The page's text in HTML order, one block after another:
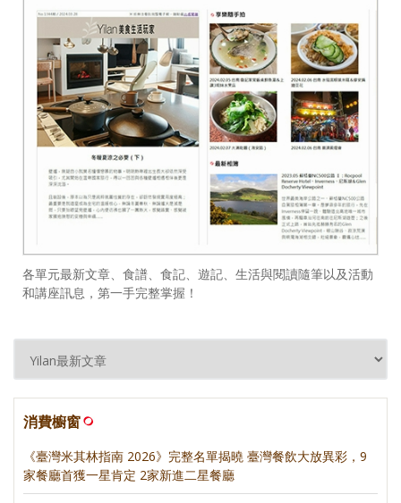
各單元最新文章、食譜、食記、遊記、生活與閱讀隨筆以及活動
和講座訊息，第一手完整掌握！
消費櫥窗
《臺灣米其林指南 2026》完整名單揭曉 臺灣餐飲大放異彩，9
家餐廳首獲一星肯定 2家新進二星餐廳